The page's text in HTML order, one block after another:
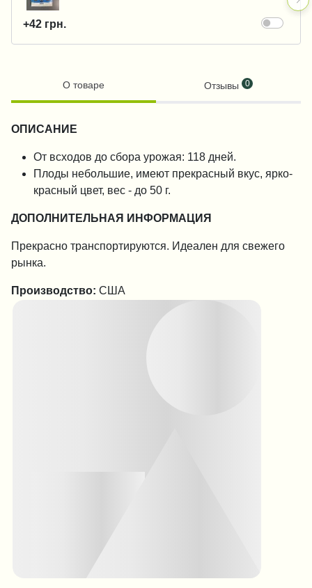
+42 грн.
О товаре Отзывы 0
ОПИСАНИЕ
От всходов до сбора урожая: 118 дней.
Плоды небольшие, имеют прекрасный вкус, ярко-
красный цвет, вес - до 50 г.
ДОПОЛНИТЕЛЬНАЯ ИНФОРМАЦИЯ
Прекрасно транспортируются. Идеален для свежего
рынка.
Производство: США